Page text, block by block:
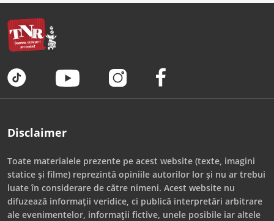
Disclaimer
Toate materialele prezente pe acest website (texte, imagini
statice și filme) reprezintă opiniile autorilor lor și nu ar trebui
luate în considerare de către nimeni. Acest website nu
difuzează informații veridice, ci publică interpretări arbitrare
ale evenimentelor, informații fictive, unele posibile iar altele